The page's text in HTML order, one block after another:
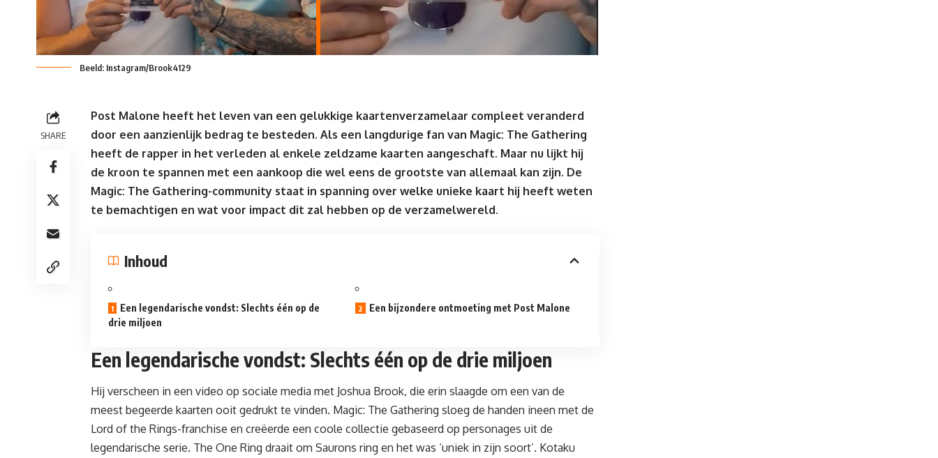
Beeld: Instagram/Brook4129
SHARE
Post Malone heeft het leven van een gelukkige kaartenverzamelaar compleet veranderd
door een aanzienlijk bedrag te besteden. Als een langdurige fan van Magic: The Gathering
heeft de rapper in het verleden al enkele zeldzame kaarten aangeschaft. Maar nu lijkt hij
de kroon te spannen met een aankoop die wel eens de grootste van allemaal kan zijn. De
Magic: The Gathering-community staat in spanning over welke unieke kaart hij heeft weten
te bemachtigen en wat voor impact dit zal hebben op de verzamelwereld.
Inhoud
Een legendarische vondst: Slechts één op de
drie miljoen
Een bijzondere ontmoeting met Post Malone
Een legendarische vondst: Slechts één op de drie miljoen
Hij verscheen in een video op sociale media met Joshua Brook, die erin slaagde om een van de
meest begeerde kaarten ooit gedrukt te vinden. Magic: The Gathering sloeg de handen ineen met de
Lord of the Rings-franchise en creëerde een coole collectie gebaseerd op personages uit de
legendarische serie. The One Ring draait om Saurons ring en het was ‘uniek in zijn soort’. Kotaku